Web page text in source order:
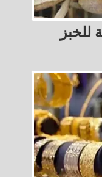
للخبز